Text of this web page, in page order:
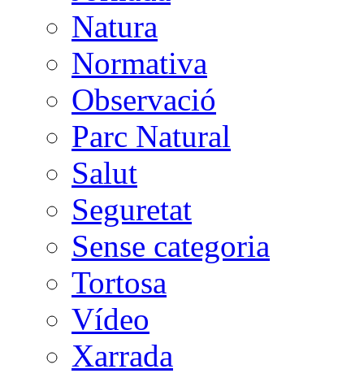
Natura
Normativa
Observació
Parc Natural
Salut
Seguretat
Sense categoria
Tortosa
Vídeo
Xarrada